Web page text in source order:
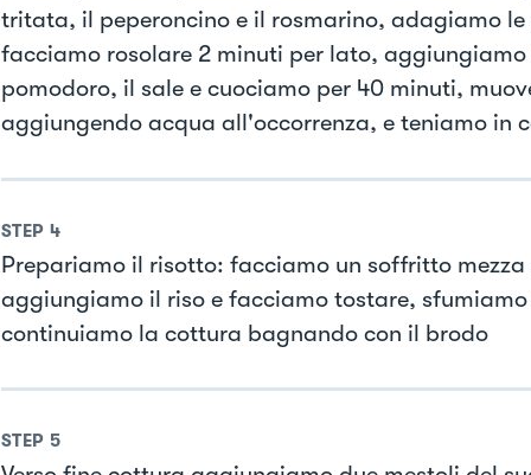
tritata, il peperoncino e il rosmarino, adagiamo le
facciamo rosolare 2 minuti per lato,
pomodoro, il sale e cuociamo per 40 minuti,
aggiungendo acqua all'occorrenza, e teniamo in
STEP 4
Prepariamo il risotto: facciamo un soffritto
aggiungiamo il riso e facciamo tostare, sfumiamo
continuiamo la cottura bagnando con il brodo
STEP 5